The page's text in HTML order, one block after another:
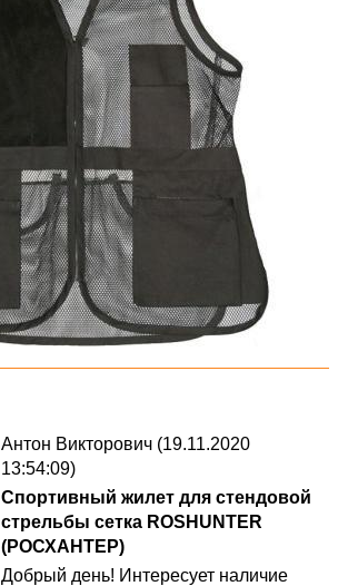
Антон Викторович (19.11.2020
13:54:09)
Спортивный жилет для стендовой
стрельбы сетка ROSHUNTER
(РОСХАНТЕР)
Добрый день! Интересует наличие